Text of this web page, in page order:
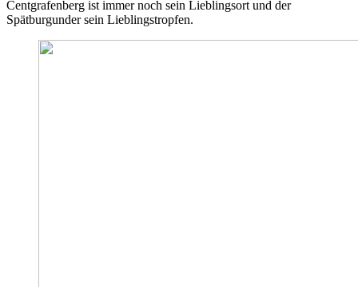
Centgrafenberg ist immer noch sein Lieblingsort und der
Spätburgunder sein Lieblingstropfen.